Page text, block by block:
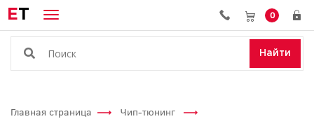
ET 0
Найти
Главная страница
Чип-тюнинг